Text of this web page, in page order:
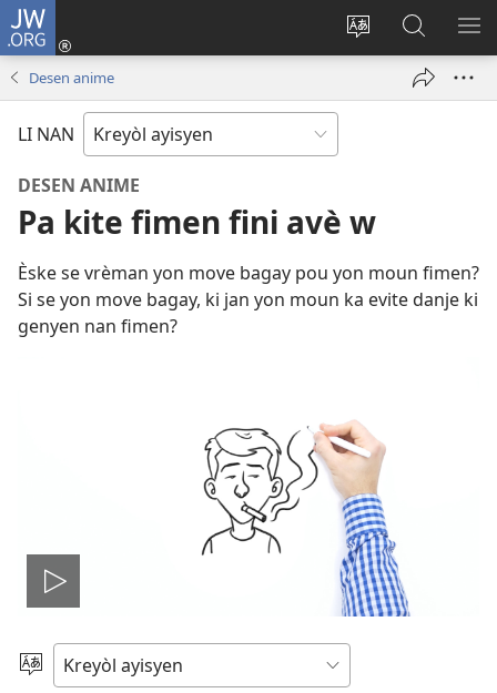
JW.ORG
Chanje
Konekte
(opens
Fè
rechèch
sou
Desen anime
LI NAN
DESEN ANIME
Pa kite fimen fini avè w
Èske se vrèman yon move bagay pou yon moun fimen?
Si se yon move bagay, ki jan yon moun ka evite danje ki
genyen nan fimen?
Jwe
videyo
Chwazi